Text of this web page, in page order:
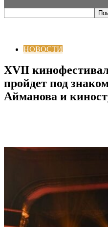
НОВОСТИ
XVII
пройдет под
Айманова и